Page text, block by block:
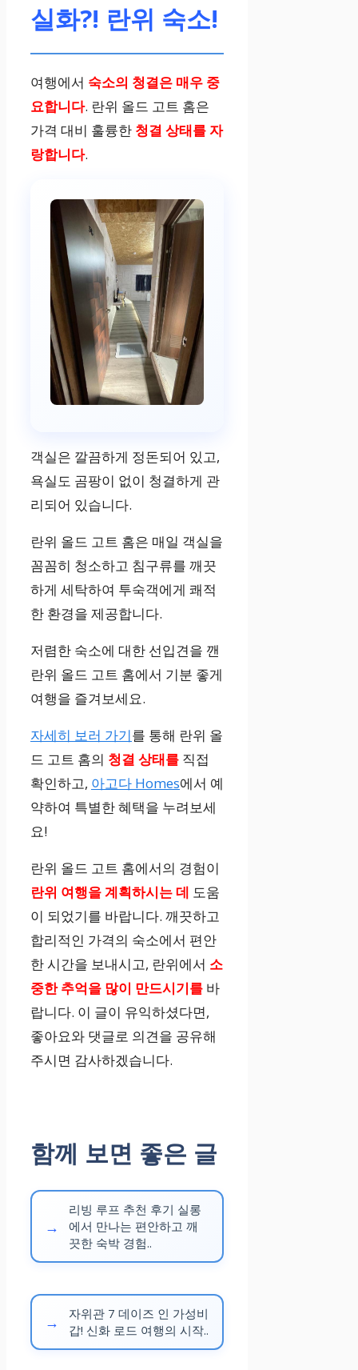
8세 미만 아동 1
가족 여행 비용
절감
실화?! 란위 숙소!
여행에서 숙소의 청결은 매우 중
요합니다. 란위 올드 고트 홈은
가격 대비 훌륭한 청결 상태를 자
랑합니다.
객실은 깔끔하게 정돈되어 있고,
욕실도 곰팡이 없이 청결하게 관
리되어 있습니다.
란위 올드 고트 홈은 매일 객실을
꼼꼼히 청소하고 침구류를 깨끗
하게 세탁하여 투숙객에게 쾌적
한 환경을 제공합니다.
저렴한 숙소에 대한 선입견을 깬
란위 올드 고트 홈에서 기분 좋게
여행을 즐겨보세요.
자세히 보러 가기를 통해 란위 올
드 고트 홈의 청결 상태를 직접
확인하고, 아고다 Homes에서 예
약하여 특별한 혜택을 누려보세
요!
란위 올드 고트 홈에서의 경험이
란위 여행을계획하시는 데 도움
이 되었기를 바랍니다. 깨끗하고
합리적인 가격의 숙소에서 편안
한 시간을 보내시고, 란위에서 소
중한 추억을 많이 만드시기를 바
랍니다. 이 글이 유익하셨다면,
좋아요와 댓글로 의견을 공유해
주시면 감사하겠습니다.
함께 보면 좋은 글
리빙 루프 추천 후기 실롱
에서 만나는 편안하고 깨
끗한 숙박 경험..
자위관 7 데이즈 인 가성비
갑! 신화 로드 여행의 시작..